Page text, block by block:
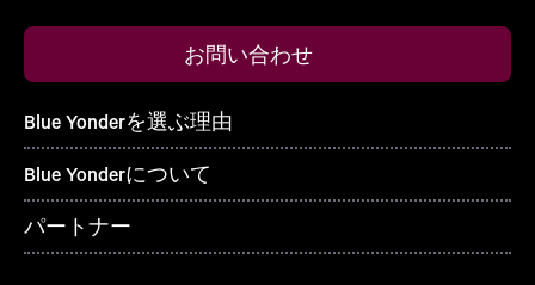
お問い合わせ
Blue Yonderを選ぶ理由
Blue Yonderについて
パートナー